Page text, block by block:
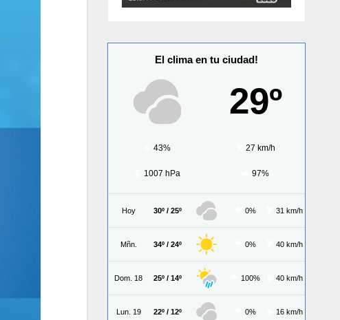
El clima en tu ciudad!
29º
43% 27 km/h
1007 hPa 97%
Hoy 30º / 25º 0% 31 km/h
Mñn. 34º / 24º 0% 40 km/h
Dom. 18 25º / 14º 100% 40 km/h
Lun. 19 22º / 12º 0% 16 km/h